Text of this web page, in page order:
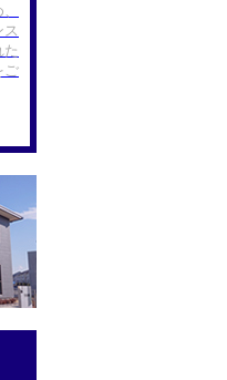
ス
た
ご